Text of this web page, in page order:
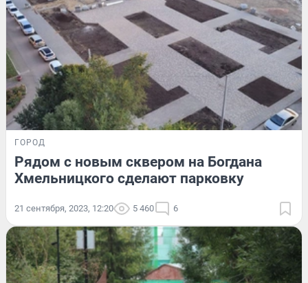
ГОРОД
Рядом с новым сквером на Богдана
Хмельницкого сделают парковку
21 сентября, 2023, 12:20 5 460 6